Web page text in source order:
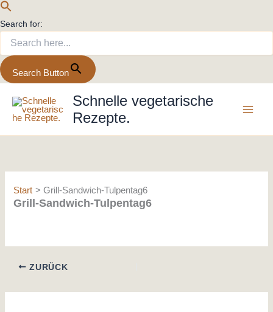
Search for:
Search Button
Inhalt
springen
Schnelle vegetarische
Rezepte.
Start Grill-Sandwich-Tulpentag6
Grill-Sandwich-Tulpentag6
ZURÜCK